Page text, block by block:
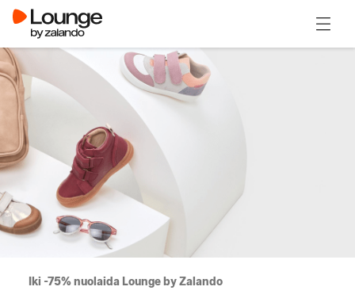
Iki -75% nuolaida Lounge by Zalando